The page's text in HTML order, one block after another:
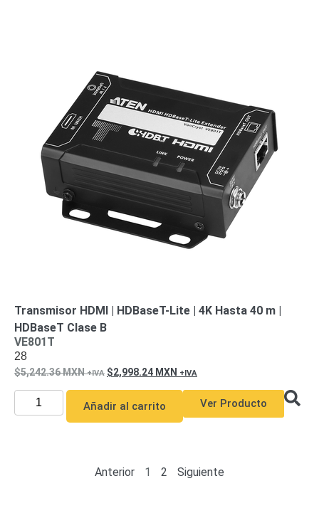
Transmisor HDMI | HDBaseT-Lite | 4K Hasta 40 m |
HDBaseT Clase B
VE801T
28
5,242.36MXN 2,998.24 MXN
Añadir al carrito Ver Producto
Anterior 1 2 Siguiente